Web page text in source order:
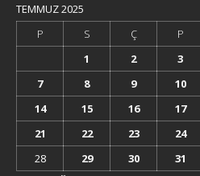
TEMMUZ 2025
P
S Ç P
1
2 3
7
8 9 10
14
15 16 17
21
22 23 24
28
29 30
31